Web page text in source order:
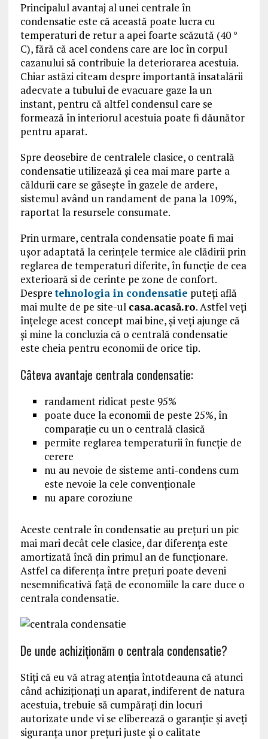
Principalul avantaj al unei centrale în
condensatie este că această poate lucra cu
temperaturi de retur a apei foarte scăzută (40 °
C), fără că acel condens care are loc în corpul
cazanului să contribuie la deteriorarea acestuia.
Chiar astăzi citeam despre importantă insatalării
adecvate a tubului de evacuare gaze la un
instant, pentru că altfel condensul care se
formează în interiorul acestuia poate fi dăunător
pentru aparat.
Spre deosebire de centralele clasice, o centrală
condensatie utilizează și cea mai mare parte a
căldurii care se găsește în gazele de ardere,
sistemul având un randament de pana la 109%,
raportat la resursele consumate.
Prin urmare, centrala condensatie poate fi mai
uşor adaptată la cerinţele termice ale clădirii prin
reglarea de temperaturi diferite, în funcţie de cea
exterioară si de cerinte pe zone de confort.
Despretehnologia in condensatie puteţi află
mai multe de pe site-ul casa.acasă.ro. Astfel veţi
înţelege acest concept mai bine, şi veţi ajunge că
şi mine la concluzia că o centrală condensatie
este cheia pentru economii de orice tip.
Câteva avantaje centrala condensatie:
randament ridicat peste 95%
poate duce la economii de peste 25%, în
comparaţie cu un o centrală clasică
permite reglarea temperaturii în funcţie de
cerere
nu au nevoie de sisteme anti-condens cum
este nevoie la cele convenţionale
nu apare coroziune
Aceste centrale în condensatie au preţuri un pic
mai mari decât cele clasice, dar diferența este
amortizată încă din primul an de funcționare.
Astfel ca diferența între preţuri poate deveni
nesemnificativă faţă de economiile la care duce o
centrala condensatie.
De unde achiziționăm o centrala condensatie?
Stiţi că eu vă atrag atenţia întotdeauna că atunci
când achiziţionaţi un aparat, indiferent de natura
acestuia, trebuie să cumpărați din locuri
autorizate unde vi se eliberează o garanție și aveți
siguranța unor preţuri juste și o calitate